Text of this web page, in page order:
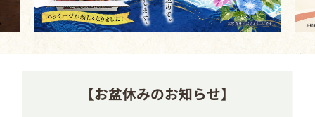
【お盆休みのお知らせ】